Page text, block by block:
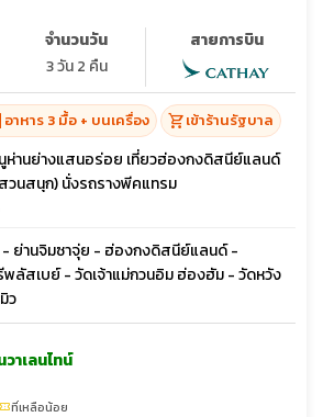
จำนวนวัน
3 วัน 2 คืน
สายการบิน
อาหาร 3 มื้อ + บนเครื่อง shopping_cartเข้าร้านรัฐบาล
นูห่านย่างแสนอร่อย เที่ยวฮ่องกงดิสนีย์แลนด์
วนสนุก) นั่งรถรางพีคแทรม
- ย่านจิมซาจุ่ย - ฮ่องกงดิสนีย์แลนด์ -
ลัสเบย์ - วัดเจ้าแม่กวนอิม ฮ่องฮัม - วัดหวัง
ว
าเลนไทน์
confirmation_numberที่เหลือน้อย